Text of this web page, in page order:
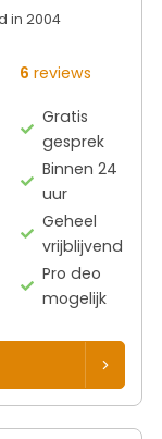
in 2004
6 reviews
Gratis
gesprek
Binnen 24
uur
Geheel
vrijblijvend
Pro deo
mogelijk